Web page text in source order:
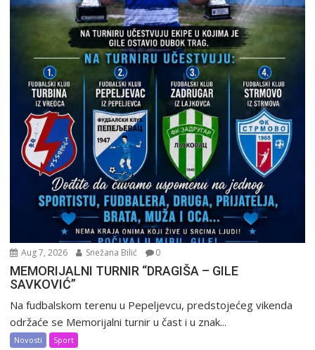
Aug 7, 2026 Snežana Bilić 0
MEMORIJALNI TURNIR “DRAGIŠA – GILE
SAVKOVIĆ”
Na fudbalskom terenu u Pepeljevcu, predstojećeg vikenda
održaće se Memorijalni turnir u čast i u znak...
Novosti Sport